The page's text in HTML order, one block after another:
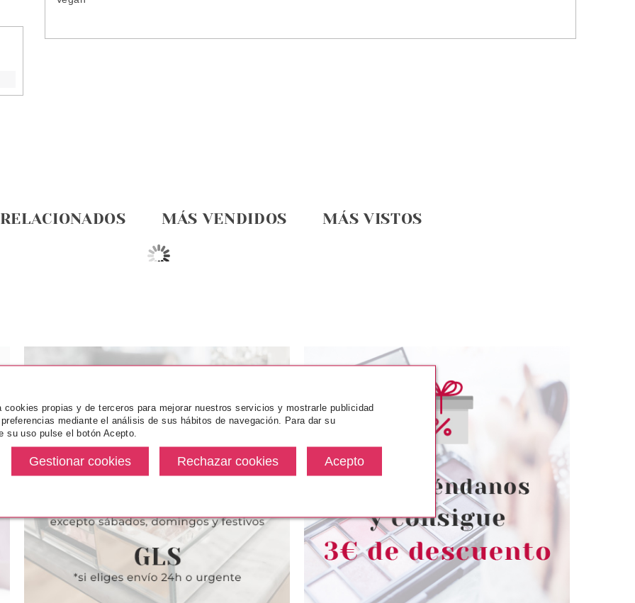
MÁS VENDIDOS MÁS VISTOS
PARTY
ESSENCE DISNEY EL REY
LEON PINCEL EYELINER NALA
ESSENCE APLICADOR DE
PESTAÑAS POSTIZAS
ESSENCE FEELIN' COMFY
BRUMA CUERPO & CABELLO
Pvr 4.59€
-16%
desde
propias y de terceros para mejorar nuestros servicios y mostrarle publicidad
mediante el análisis de sus hábitos de navegación. Para dar su
su uso pulse el botón Acepto.